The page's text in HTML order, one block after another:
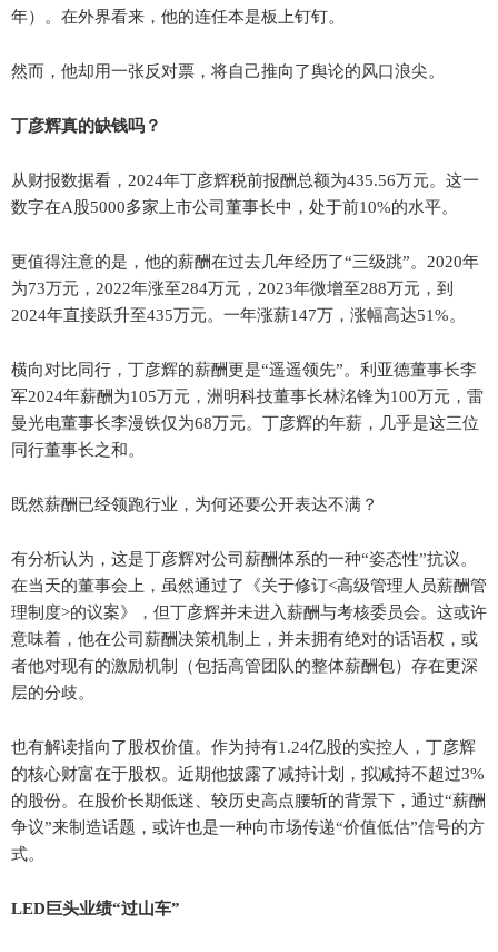
年）。在外界看来，他的连任本是板上钉钉。
然而，他却用一张反对票，将自己推向了舆论的风口浪尖。
丁彦辉真的缺钱吗？
从财报数据看，2024年丁彦辉税前报酬总额为435.56万元。这一
数字在A股5000多家上市公司董事长中，处于前10%的水平。
更值得注意的是，他的薪酬在过去几年经历了“三级跳”。2020年
为73万元，2022年涨至284万元，2023年微增至288万元，到
2024年直接跃升至435万元。一年涨薪147万，涨幅高达51%。
横向对比同行，丁彦辉的薪酬更是“遥遥领先”。利亚德董事长李
军2024年薪酬为105万元，洲明科技董事长林洺锋为100万元，雷
曼光电董事长李漫铁仅为68万元。丁彦辉的年薪，几乎是这三位
同行董事长之和。
既然薪酬已经领跑行业，为何还要公开表达不满？
有分析认为，这是丁彦辉对公司薪酬体系的一种“姿态性”抗议。
在当天的董事会上，虽然通过了《关于修订<高级管理人员薪酬管
理制度>的议案》，但丁彦辉并未进入薪酬与考核委员会。这或许
意味着，他在公司薪酬决策机制上，并未拥有绝对的话语权，或
者他对现有的激励机制（包括高管团队的整体薪酬包）存在更深
层的分歧。
也有解读指向了股权价值。作为持有1.24亿股的实控人，丁彦辉
的核心财富在于股权。近期他披露了减持计划，拟减持不超过3%
的股份。在股价长期低迷、较历史高点腰斩的背景下，通过“薪酬
争议”来制造话题，或许也是一种向市场传递“价值低估”信号的方
式。
LED巨头业绩“过山车”